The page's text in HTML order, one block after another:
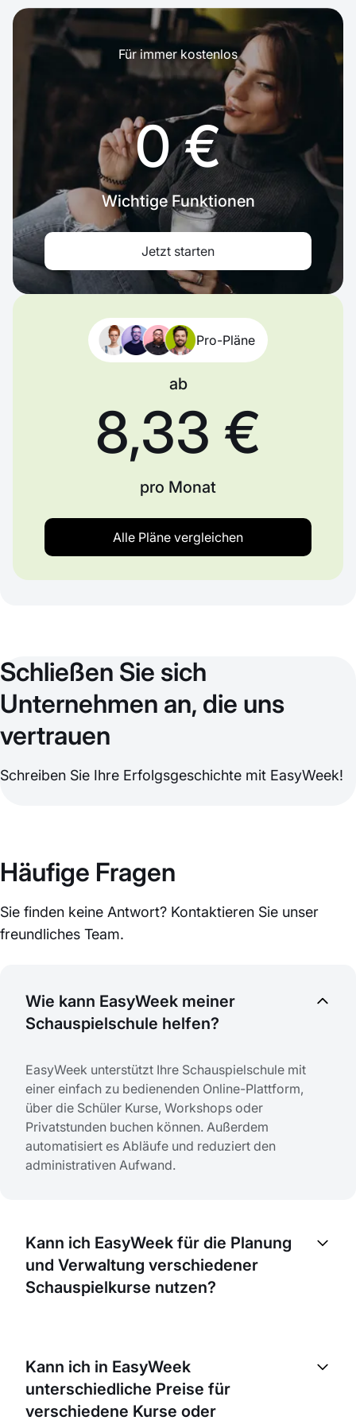
Für immer kostenlos
0 €
Wichtige Funktionen
Jetzt starten
Pro-Pläne
ab
8,33 €
pro Monat
Alle Pläne vergleichen
Schließen Sie sich
Unternehmen an, die uns
vertrauen
Schreiben Sie Ihre Erfolgsgeschichte mit EasyWeek!
Häufige Fragen
Sie finden keine Antwort? Kontaktieren Sie unser
freundliches Team.
Wie kann EasyWeek meiner
Schauspielschule helfen?
EasyWeek unterstützt Ihre Schauspielschule mit
einer einfach zu bedienenden Online-Plattform,
über die Schüler Kurse, Workshops oder
Privatstunden buchen können. Außerdem
automatisiert es Abläufe und reduziert den
administrativen Aufwand.
Kann ich EasyWeek für die Planung
und Verwaltung verschiedener
Schauspielkurse nutzen?
erstellen und Schüler direkt online buchen lassen.
Kann ich in EasyWeek
unterschiedliche Preise für
verschiedene Kurse oder